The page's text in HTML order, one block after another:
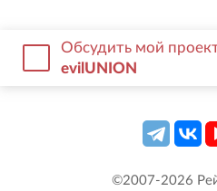
Обсудить мой
evilUNION
©2007-2026